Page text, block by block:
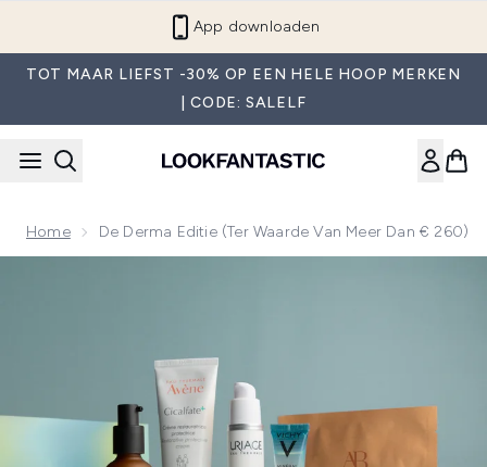
App downloaden
TOT MAAR LIEFST -30% OP EEN HELE HOOP MERKEN
| CODE: SALELF
Home De Derma Editie (ter Waarde Van Meer Dan € 260)